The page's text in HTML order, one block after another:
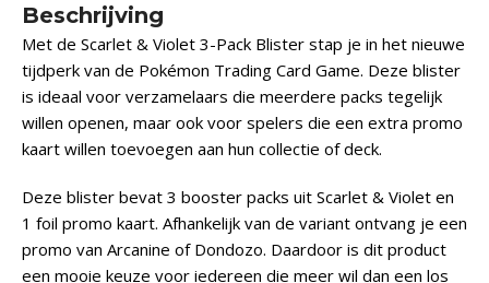
Beschrijving
Met de Scarlet & Violet 3-Pack Blister stap je in het nieuwe
tijdperk van de Pokémon Trading Card Game. Deze blister
is ideaal voor verzamelaars die meerdere packs tegelijk
willen openen, maar ook voor spelers die een extra promo
kaart willen toevoegen aan hun collectie of deck.
Deze blister bevat 3 booster packs uit Scarlet & Violet en
1 foil promo kaart. Afhankelijk van de variant ontvang je een
promo van Arcanine of Dondozo. Daardoor is dit product
een mooie keuze voor iedereen die meer wil dan een los